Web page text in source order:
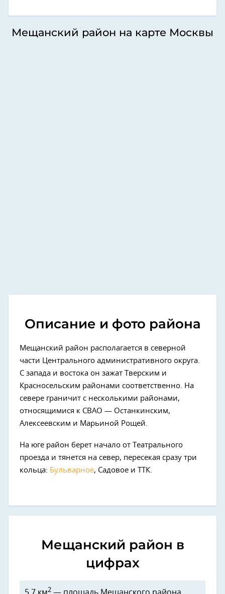
Мещанский район на карте Москвы
Описание и фото района
Мещанский район располагается в северной
части Центрального административного округа.
С запада и востока он зажат Тверским и
Красносельским районами соответственно. На
севере граничит с несколькими районами,
относящимися к СВАО — Останкинским,
Алексеевским и Марьиной Рощей.
На юге район берет начало от Театрального
проезда и тянется на север, пересекая сразу три
кольца: Бульварное, Садовое и ТТК.
Мещанский район в
цифрах
2